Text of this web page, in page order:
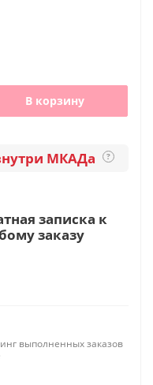
В корзину
МКАДа ?
записка к
заказу
выполненных заказов